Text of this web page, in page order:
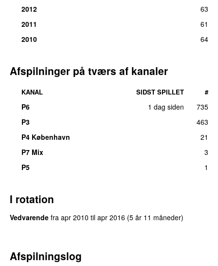
2012
63
2011
61
2010
64
Afspilninger på tværs af kanaler
KANAL SIDST SPILLET #
P6 1 dag siden
735
P3
463
P4 København
21
P7 Mix
3
P5
1
I rotation
Vedvarende fra apr 2010 til apr 2016 (5 år 11 måneder)
Afspilningslog